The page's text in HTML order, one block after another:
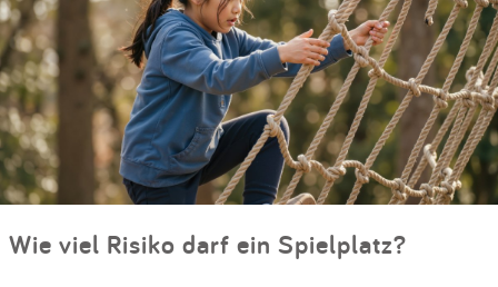
Wie viel Risiko darf ein Spielplatz?